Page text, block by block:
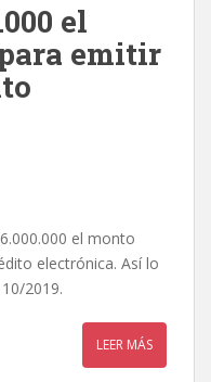
el
emitir
el monto
electrónica. Así lo
2019.
LEER MÁS